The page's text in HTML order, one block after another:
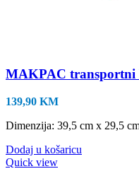
MAKPAC transportni
139,90 KM
Dimenzija: 39,5 cm x 29,5
Dodaj u košaricu
Quick view